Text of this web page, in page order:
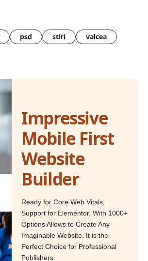
psd stiri
valcea
Impressive
Mobile First
Website
Builder
Ready for Core Web Vitals,
Support for Elementor, With 1000+
Options Allows to Create Any
Imaginable Website. It is the
Perfect Choice for Professional
Publishers.